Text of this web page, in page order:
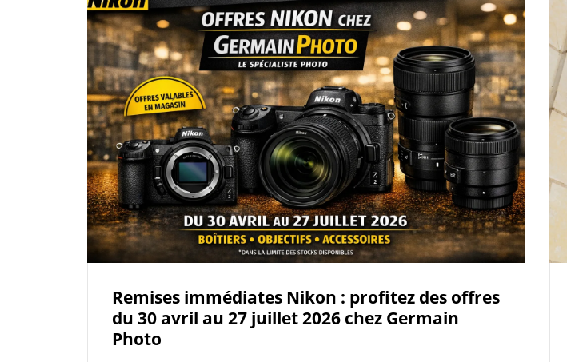
Remises immédiates Nikon : profitez des offres
du 30 avril au 27 juillet 2026 chez Germain
Photo